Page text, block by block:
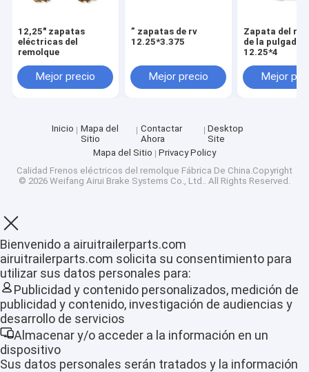
Inicio
Productos
VR Show
12,25" zapatas
eléctricas del
remolque
Mejor precio
” zapatas de rv
12.25*3.375
Mejor precio
Zapata del
de la pulgada
12.25*4
Mejor
Inicio
Mapa del
Sitio
Contactar
Ahora
Desktop
Site
Mapa del Sitio
Privacy Policy
Calidad Frenos eléctricos del remolque Fábrica De China.Copyright
© 2026 Weifang Airui Brake Systems Co., Ltd.. All Rights Reserved.
Bienvenido a airuitrailerparts.com
airuitrailerparts.com solicita su consentimiento para
utilizar sus datos personales para:
Publicidad y contenido personalizados, medición de
publicidad y contenido, investigación de audiencias y
desarrollo de servicios
Almacenar y/o acceder a la información en un
dispositivo
Sus datos personales serán tratados y la información